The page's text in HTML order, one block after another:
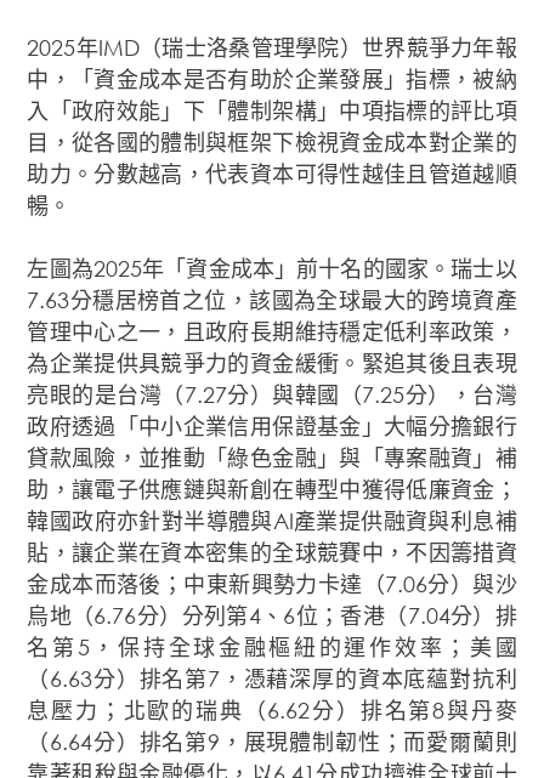
2025年IMD（瑞士洛桑管理學院）世界競爭力年報
中，「資金成本是否有助於企業發展」指標，被納
入「政府效能」下「體制架構」中項指標的評比項
目，從各國的體制與框架下檢視資金成本對企業的
助力。分數越高，代表資本可得性越佳且管道越順
暢。
左圖為2025年「資金成本」前十名的國家。瑞士以
7.63分穩居榜首之位，該國為全球最大的跨境資產
管理中心之一，且政府長期維持穩定低利率政策，
為企業提供具競爭力的資金緩衝。緊追其後且表現
亮眼的是台灣（7.27分）與韓國（7.25分），台灣
政府透過「中小企業信用保證基金」大幅分擔銀行
貸款風險，並推動「綠色金融」與「專案融資」補
助，讓電子供應鏈與新創在轉型中獲得低廉資金；
韓國政府亦針對半導體與AI產業提供融資與利息補
貼，讓企業在資本密集的全球競賽中，不因籌措資
金成本而落後；中東新興勢力卡達（7.06分）與沙
烏地（6.76分）分列第4、6位；香港（7.04分）排
名第5，保持全球金融樞紐的運作效率；美國
（6.63分）排名第7，憑藉深厚的資本底蘊對抗利
息壓力；北歐的瑞典（6.62分）排名第8與丹麥
（6.64分）排名第9，展現體制韌性；而愛爾蘭則